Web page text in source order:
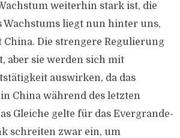
weiterhin stark ist, die
Wachstums liegt nun hinter uns,
Die strengere Regulierung
aber sie werden sich mit
auswirken, da das
China während des letzten
Gleiche gelte für das Evergrande-
schreiten zwar ein, um